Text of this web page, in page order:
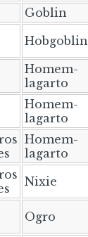
Goblin
Hobgoblin
Homem-
lagarto
Homem-
lagarto
Homem-
lagarto
Nixie
Ogro